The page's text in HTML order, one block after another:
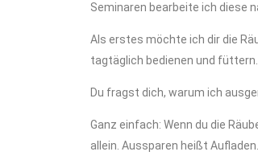
Seminaren bearbeite ich diese
Als erstes möchte ich dir die
tagtäglich bedienen und
Du fragst dich, warum ich
Ganz einfach: Wenn du die
allein. Aussparen heißt Aufladen.